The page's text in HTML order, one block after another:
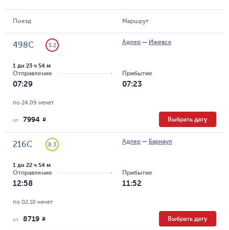
Поезд Маршрут
498С 5.2 Адлер — Ижевск
Отправление
07:29
1 дн 23 ч 54 м
Прибытие
07:23
по 24.09 нечет
от 7994 R Выбрать дату
216С 8.3 Адлер — Барнаул
Отправление
12:58
1 дн 22 ч 54 м
Прибытие
11:52
по 02.10 нечет
от 8719 R Выбрать дату